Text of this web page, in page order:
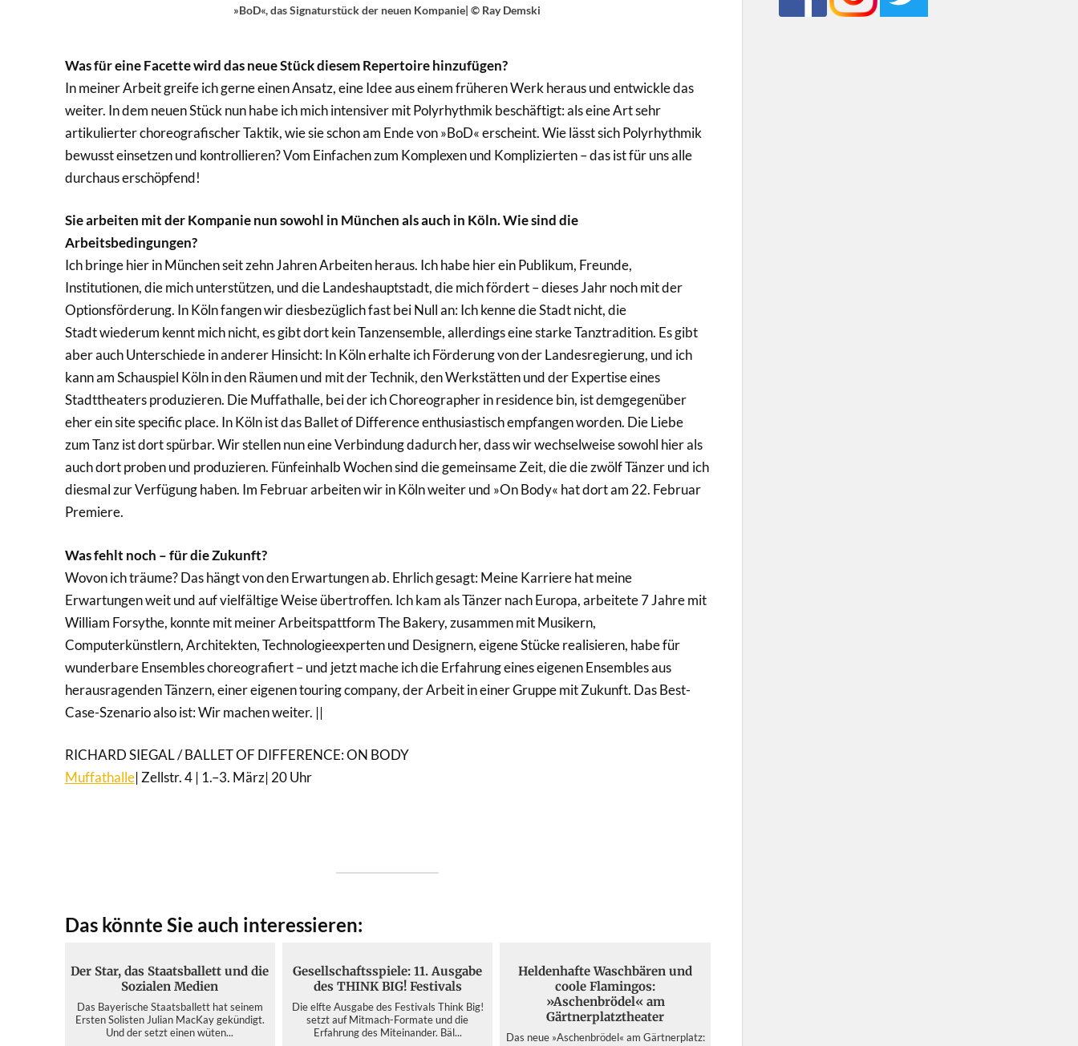
»BoD«, das Signaturstück der neuen Kompanie| © Ray Demski
Was für eine Facette wird das neue Stück diesem Repertoire hinzufügen?
In meiner Arbeit greife ich gerne einen Ansatz, eine Idee aus einem früheren Werk heraus und entwickle das
weiter. In dem neuen Stück nun habe ich mich intensiver mit Polyrhythmik beschäftigt: als eine Art sehr
artikulierter choreografischer Taktik, wie sie schon am Ende von »BoD« erscheint. Wie lässt sich Polyrhythmik
bewusst einsetzen und kontrollieren? Vom Einfachen zum Komplexen und Komplizierten – das ist für uns alle
durchaus erschöpfend!
Sie arbeiten mit der Kompanie nun sowohl in München als auch in Köln. Wie sind die
Arbeitsbedingungen?
Ich bringe hier in München seit zehn Jahren Arbeiten heraus. Ich habe hier ein Publikum, Freunde,
Institutionen, die mich unterstützen, und die Landeshauptstadt, die mich fördert – dieses Jahr noch mit der
Optionsförderung. In Köln fangen wir diesbezüglich fast bei Null an: Ich kenne die Stadt nicht, die
Stadt wiederum kennt mich nicht, es gibt dort kein Tanzensemble, allerdings eine starke Tanztradition. Es gibt
aber auch Unterschiede in anderer Hinsicht: In Köln erhalte ich Förderung von der Landesregierung, und ich
kann am Schauspiel Köln in den Räumen und mit der Technik, den Werkstätten und der Expertise eines
Stadttheaters produzieren. Die Muffathalle, bei der ich Choreographer in residence bin, ist demgegenüber
eher ein site specific place. In Köln ist das Ballet of Difference enthusiastisch empfangen worden. Die Liebe
zum Tanz ist dort spürbar. Wir stellen nun eine Verbindung dadurch her, dass wir wechselweise sowohl hier als
auch dort proben und produzieren. Fünfeinhalb Wochen sind die gemeinsame Zeit, die die zwölf Tänzer und ich
diesmal zur Verfügung haben. Im Februar arbeiten wir in Köln weiter und »On Body« hat dort am 22. Februar
Premiere.
Was fehlt noch – für die Zukunft?
Wovon ich träume? Das hängt von den Erwartungen ab. Ehrlich gesagt: Meine Karriere hat meine
Erwartungen weit und auf vielfältige Weise übertroffen. Ich kam als Tänzer nach Europa, arbeitete 7 Jahre mit
William Forsythe, konnte mit meiner Arbeitspattform The Bakery, zusammen mit Musikern,
Computerkünstlern, Architekten, Technologieexperten und Designern, eigene Stücke realisieren, habe für
wunderbare Ensembles choreografiert – und jetzt mache ich die Erfahrung eines eigenen Ensembles aus
herausragenden Tänzern, einer eigenen touring company, der Arbeit in einer Gruppe mit Zukunft. Das Best-
Case-Szenario also ist: Wir machen weiter. ||
RICHARD SIEGAL / BALLET OF DIFFERENCE: ON BODY
Muffathalle| Zellstr. 4 | 1.–3. März| 20 Uhr
Das könnte Sie auch interessieren:
Der Star, das Staatsballett und die
Sozialen Medien
Das Bayerische Staatsballett hat seinem
Ersten Solisten Julian MacKay gekündigt.
Und der setzt einen wüten...
Gesellschaftsspiele: 11. Ausgabe
des THINK BIG! Festivals
Die elfte Ausgabe des Festivals Think Big!
setzt auf Mitmach-Formate und die
Erfahrung des Miteinander. Bäl...
Heldenhafte Waschbären und
coole Flamingos:
»Aschenbrödel« am
Gärtnerplatztheater
Das neue »Aschenbrödel« am Gärtnerplatz: